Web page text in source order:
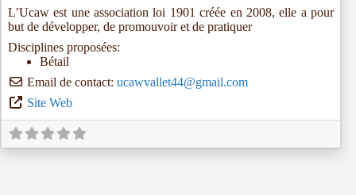
L’Ucaw est une association loi 1901 créée en 2008, elle a pour
but de développer, de promouvoir et de pratiquer
Disciplines proposées:
Bétail
Email de contact: ucawvallet44@gmail.com
Site Web